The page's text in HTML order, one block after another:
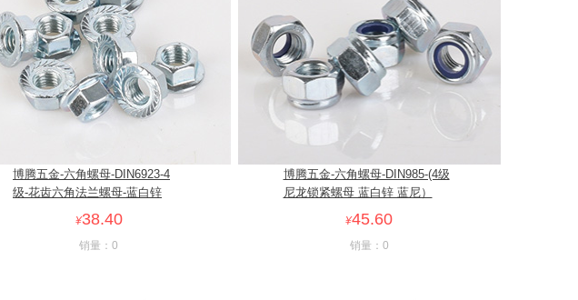
博腾五金-六角螺母-DIN6923-4
级-花齿六角法兰螺母-蓝白锌
¥38.40
销量：0
博腾五金-六角螺母-DIN985-(4级
尼龙锁紧螺母 蓝白锌 蓝尼）
¥45.60
销量：0